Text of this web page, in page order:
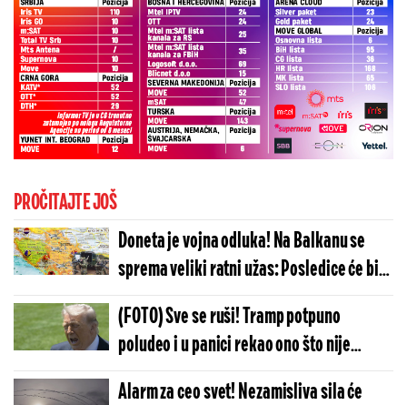
PROČITAJTE JOŠ
Doneta je vojna odluka! Na Balkanu se
sprema veliki ratni užas: Posledice će biti
katastrofalne
(FOTO) Sve se ruši! Tramp potpuno
poludeo i u panici rekao ono što nije
trebalo: Istina će brzo izaći na videlo
Alarm za ceo svet! Nezamisliva sila će